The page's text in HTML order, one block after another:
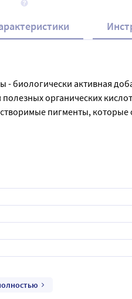
- биологически активная
органических
пигменты,
Биологически
рекомендуется